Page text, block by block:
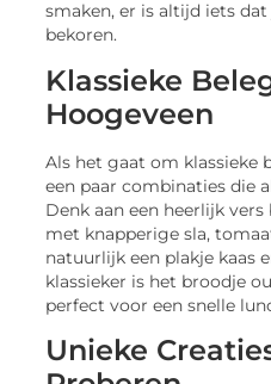
smaken, er is altijd iets
bekoren.
Klassieke
Hoogeveen
Als het gaat om klassieke
een paar combinaties die
Denk aan een heerlijk
met knapperige sla,
natuurlijk een plakje kaas
klassieker is het broodje
perfect voor een snelle
Unieke